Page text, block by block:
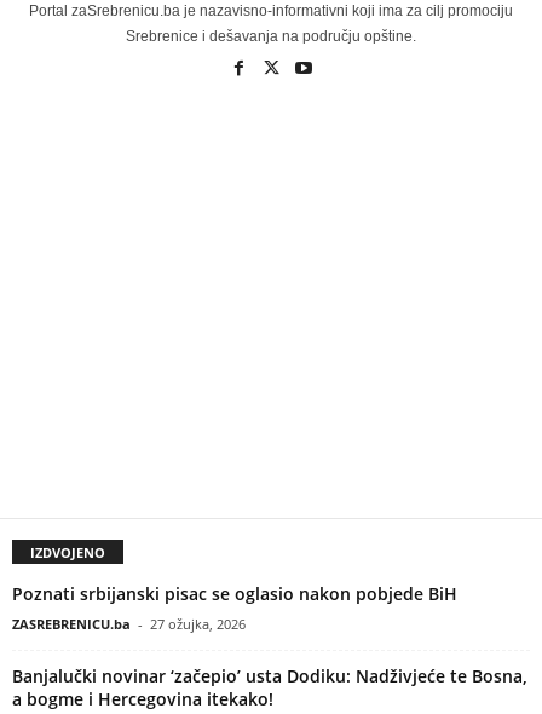
Portal zaSrebrenicu.ba je nazavisno-informativni koji ima za cilj promociju
Srebrenice i dešavanja na području opštine.
IZDVOJENO
Poznati srbijanski pisac se oglasio nakon pobjede BiH
ZASREBRENICU.ba - 27 ožujka, 2026
Banjalučki novinar ‘začepio’ usta Dodiku: Nadživjeće te Bosna,
a bogme i Hercegovina itekako!